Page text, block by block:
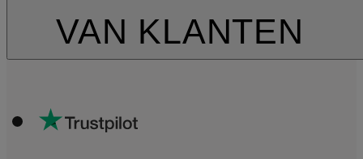
VAN KLANTEN